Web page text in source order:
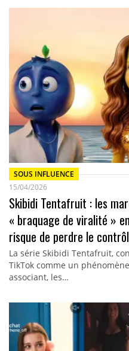
SOUS INFLUENCE
15/04/2026
Skibidi Tentafruit : les
« braquage de viralité »
risque de perdre le
La série Skibidi Tentafruit,
TikTok comme un
associant, les…